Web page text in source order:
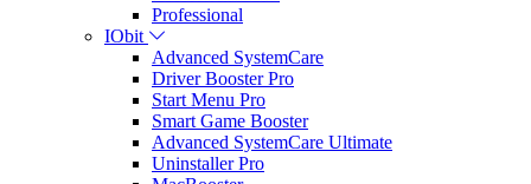
Professional
IObit
Advanced SystemCare
Driver Booster Pro
Start Menu Pro
Smart Game Booster
Advanced SystemCare Ultimate
Uninstaller Pro